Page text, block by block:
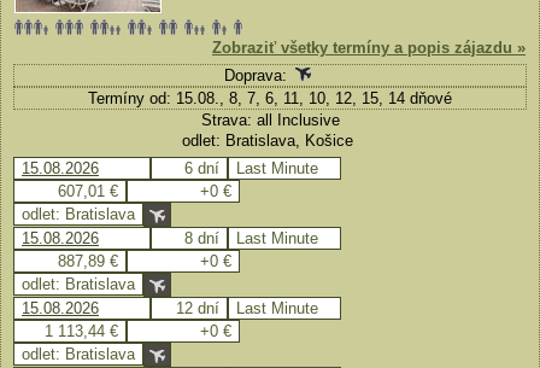
Zobraziť všetky termíny a popis zájazdu »
Doprava:
Termíny od: 15.08., 8, 7, 6, 11, 10, 12, 15, 14 dňové
Strava: all Inclusive
odlet: Bratislava, Košice
15.08.2026
6 dní
Last Minute
607,01 €
+0 €
odlet: Bratislava
15.08.2026
8 dní
Last Minute
887,89 €
+0 €
odlet: Bratislava
15.08.2026
12 dní
Last Minute
1 113,44 €
+0 €
odlet: Bratislava